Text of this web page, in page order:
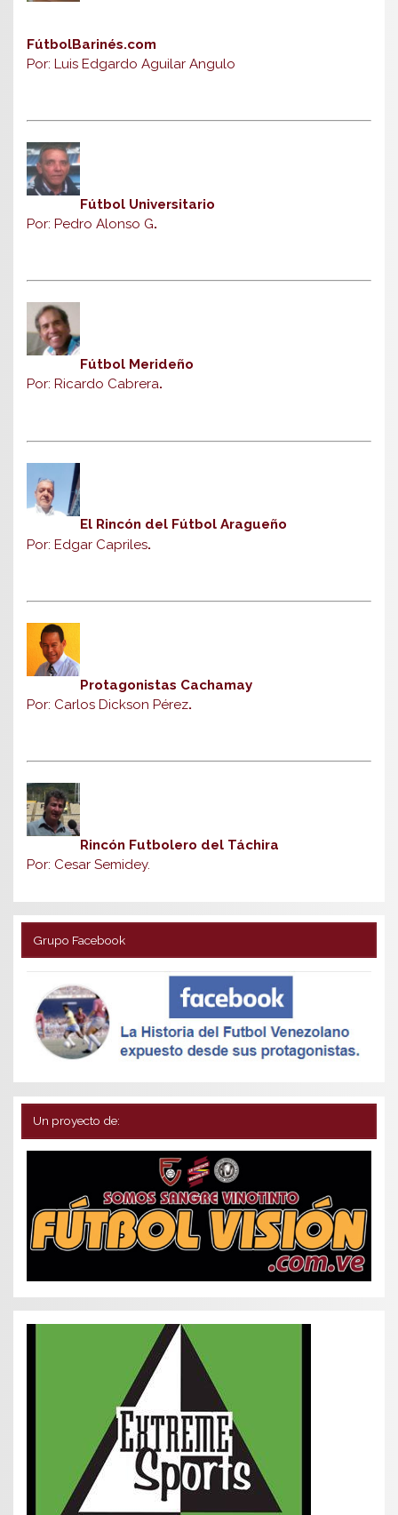
FútbolBarinés.com
Por: Luis Edgardo Aguilar Angulo
Fútbol Universitario
Por: Pedro Alonso G.
Fútbol Merideño
Por: Ricardo Cabrera.
El Rincón del Fútbol Aragueño
Por: Edgar Capriles.
Protagonistas Cachamay
Por: Carlos Dickson Pérez.
Rincón Futbolero del Táchira
Por: Cesar Semidey.
Grupo Facebook
Un proyecto de: